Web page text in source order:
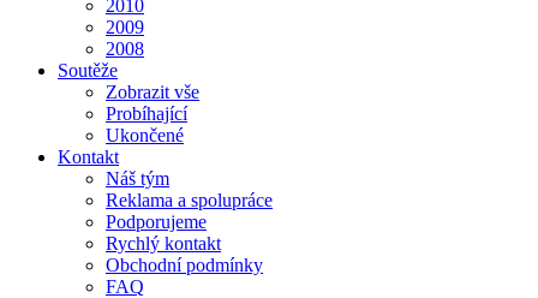
2010
2009
2008
Soutěže
Zobrazit vše
Probíhající
Ukončené
Kontakt
Náš tým
Reklama a spolupráce
Podporujeme
Rychlý kontakt
Obchodní podmínky
FAQ